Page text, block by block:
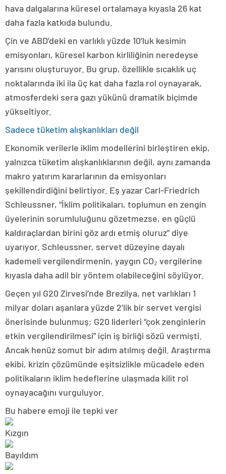
hava dalgalarına küresel ortalamaya kıyasla 26 kat
daha fazla katkıda bulundu.
Çin ve ABD’deki en varlıklı yüzde 10’luk kesimin
emisyonları, küresel karbon kirliliğinin neredeyse
yarısını oluşturuyor. Bu grup, özellikle sıcaklık uç
noktalarında iki ila üç kat daha fazla rol oynayarak,
atmosferdeki sera gazı yükünü dramatik biçimde
yükseltiyor.
Sadece tüketim alışkanlıkları değil
Ekonomik verilerle iklim modellerini birleştiren ekip,
yalnızca tüketim alışkanlıklarının değil, aynı zamanda
makro yatırım kararlarının da emisyonları
şekillendirdiğini belirtiyor. Eş yazar Carl-Friedrich
Schleussner, “İklim politikaları, toplumun en zengin
üyelerinin sorumluluğunu gözetmezse, en güçlü
kaldıraçlardan birini göz ardı etmiş oluruz” diye
uyarıyor. Schleussner, servet düzeyine dayalı
kademeli vergilendirmenin, yaygın CO₂ vergilerine
kıyasla daha adil bir yöntem olabileceğini söylüyor.
Geçen yıl G20 Zirvesi’nde Brezilya, net varlıkları 1
milyar doları aşanlara yüzde 2’lik bir servet vergisi
önerisinde bulunmuş; G20 liderleri “çok zenginlerin
etkin vergilendirilmesi” için iş birliği sözü vermişti.
Ancak henüz somut bir adım atılmış değil. Araştırma
ekibi, krizin çözümünde eşitsizlikle mücadele eden
politikaların iklim hedeflerine ulaşmada kilit rol
oynayacağını vurguluyor.
Bu habere emoji ile tepki ver